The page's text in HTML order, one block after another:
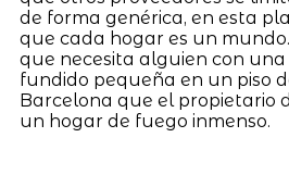
de forma genérica, en esta
que cada hogar es un
que necesita alguien con
fundido pequeña en un piso
Barcelona que el propietario
un hogar de fuego inmenso.